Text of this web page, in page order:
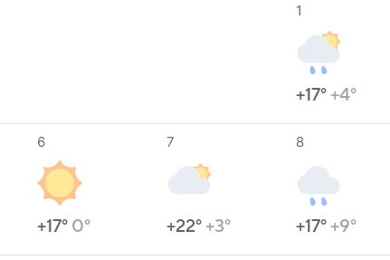
1
+17°+4°
6
+17° 0°
7
+22°+3°
8
+17°+9°